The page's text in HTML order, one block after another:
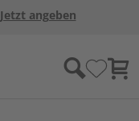
Jetzt angeben